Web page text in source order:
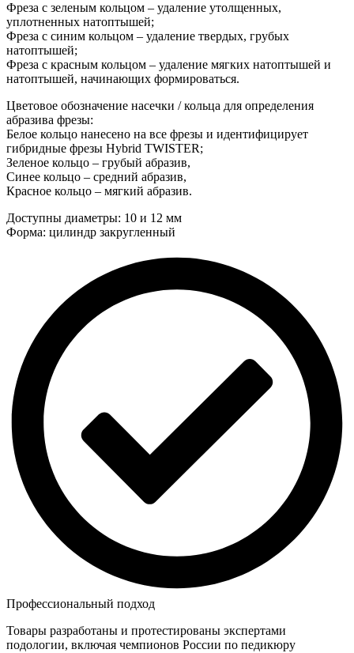
Фреза с зеленым кольцом – удаление утолщенных,
уплотненных натоптышей;
Фреза с синим кольцом – удаление твердых, грубых
натоптышей;
Фреза с красным кольцом – удаление мягких натоптышей и
натоптышей, начинающих формироваться.
Цветовое обозначение насечки / кольца для определения
абразива фрезы:
Белое кольцо нанесено на все фрезы и идентифицирует
гибридные фрезы Hybrid TWISTER;
Зеленое кольцо – грубый абразив,
Синее кольцо – средний абразив,
Красное кольцо – мягкий абразив.
Доступны диаметры: 10 и 12 мм
Форма: цилиндр закругленный
Профессиональный подход
Товары разработаны и протестированы экспертами
подологии, включая чемпионов России по педикюру